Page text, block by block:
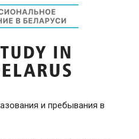
и пребывания в